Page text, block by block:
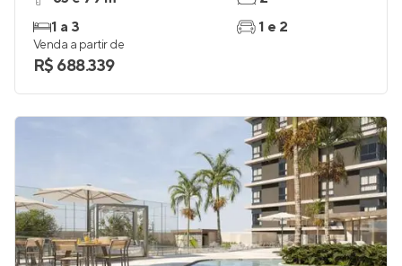
1 a 3
1 e 2
Venda a partir de
R$ 688.339